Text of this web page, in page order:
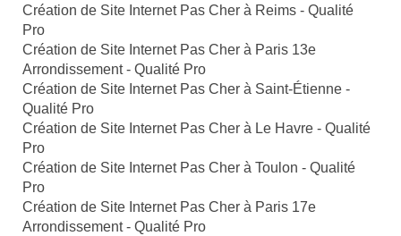
Création de Site Internet Pas Cher à Reims - Qualité
Pro
Création de Site Internet Pas Cher à Paris 13e
Arrondissement - Qualité Pro
Création de Site Internet Pas Cher à Saint-Étienne -
Qualité Pro
Création de Site Internet Pas Cher à Le Havre - Qualité
Pro
Création de Site Internet Pas Cher à Toulon - Qualité
Pro
Création de Site Internet Pas Cher à Paris 17e
Arrondissement - Qualité Pro